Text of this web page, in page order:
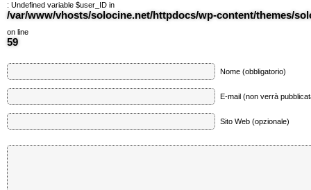
: Undefined variable $user_ID in
/var/www/vhosts/solocine.net/httpdocs/wp-content/themes/
on line
59
Nome (obbligatorio)
E-mail (non verrà
Sito Web (opzionale)